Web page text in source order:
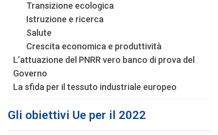
Transizione ecologica
Istruzione e ricerca
Salute
Crescita economica e produttività
L’attuazione del PNRR vero banco di prova del
Governo
La sfida per il tessuto industriale europeo
Gli obiettivi Ue per il 2022